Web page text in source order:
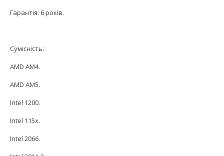
Гарантія: 6 років.
Сумісність:
AMD АМ4.
AMD AM5.
Intel 1200.
Intel 115х.
Intel 2066.